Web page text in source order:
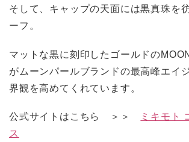
そして、キャップの天面には黒真珠を
ーフ。
マットな黒に刻印したゴールドの
がムーンパールブランドの最高峰エイ
界観を高めてくれています。
公式サイトはこちら ＞＞
ミキモト
ス